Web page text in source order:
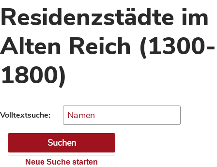
Residenzstädte im
Alten Reich (1300-
1800)
Volltextsuche:
Neue Suche starten